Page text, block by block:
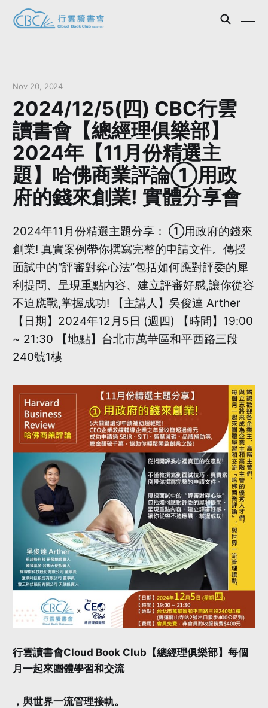
Nov 20, 2024
2024/12/5(四) CBC行雲
讀書會【總經理俱樂部】
2024年【11月份精選主
題】哈佛商業評論①用政
府的錢來創業! 實體分享會
2024年11月份精選主題分享： ①用政府的錢來
創業! 真實案例帶你撰寫完整的申請文件。傳授
面試中的“評審對弈心法”包括如何應對評委的犀
利提問、呈現重點內容、建立評審好感,讓你從容
不迫應戰,掌握成功! 【主講人】吳俊達 Arther
【日期】2024年12月5日 (週四) 【時間】19:00
~ 21:30 【地點】台北市萬華區和平西路三段
240號1樓
行雲讀書會Cloud Book Club【總經理俱樂部】每個
月一起來團體學習和交流
，與世界一流管理接軌。